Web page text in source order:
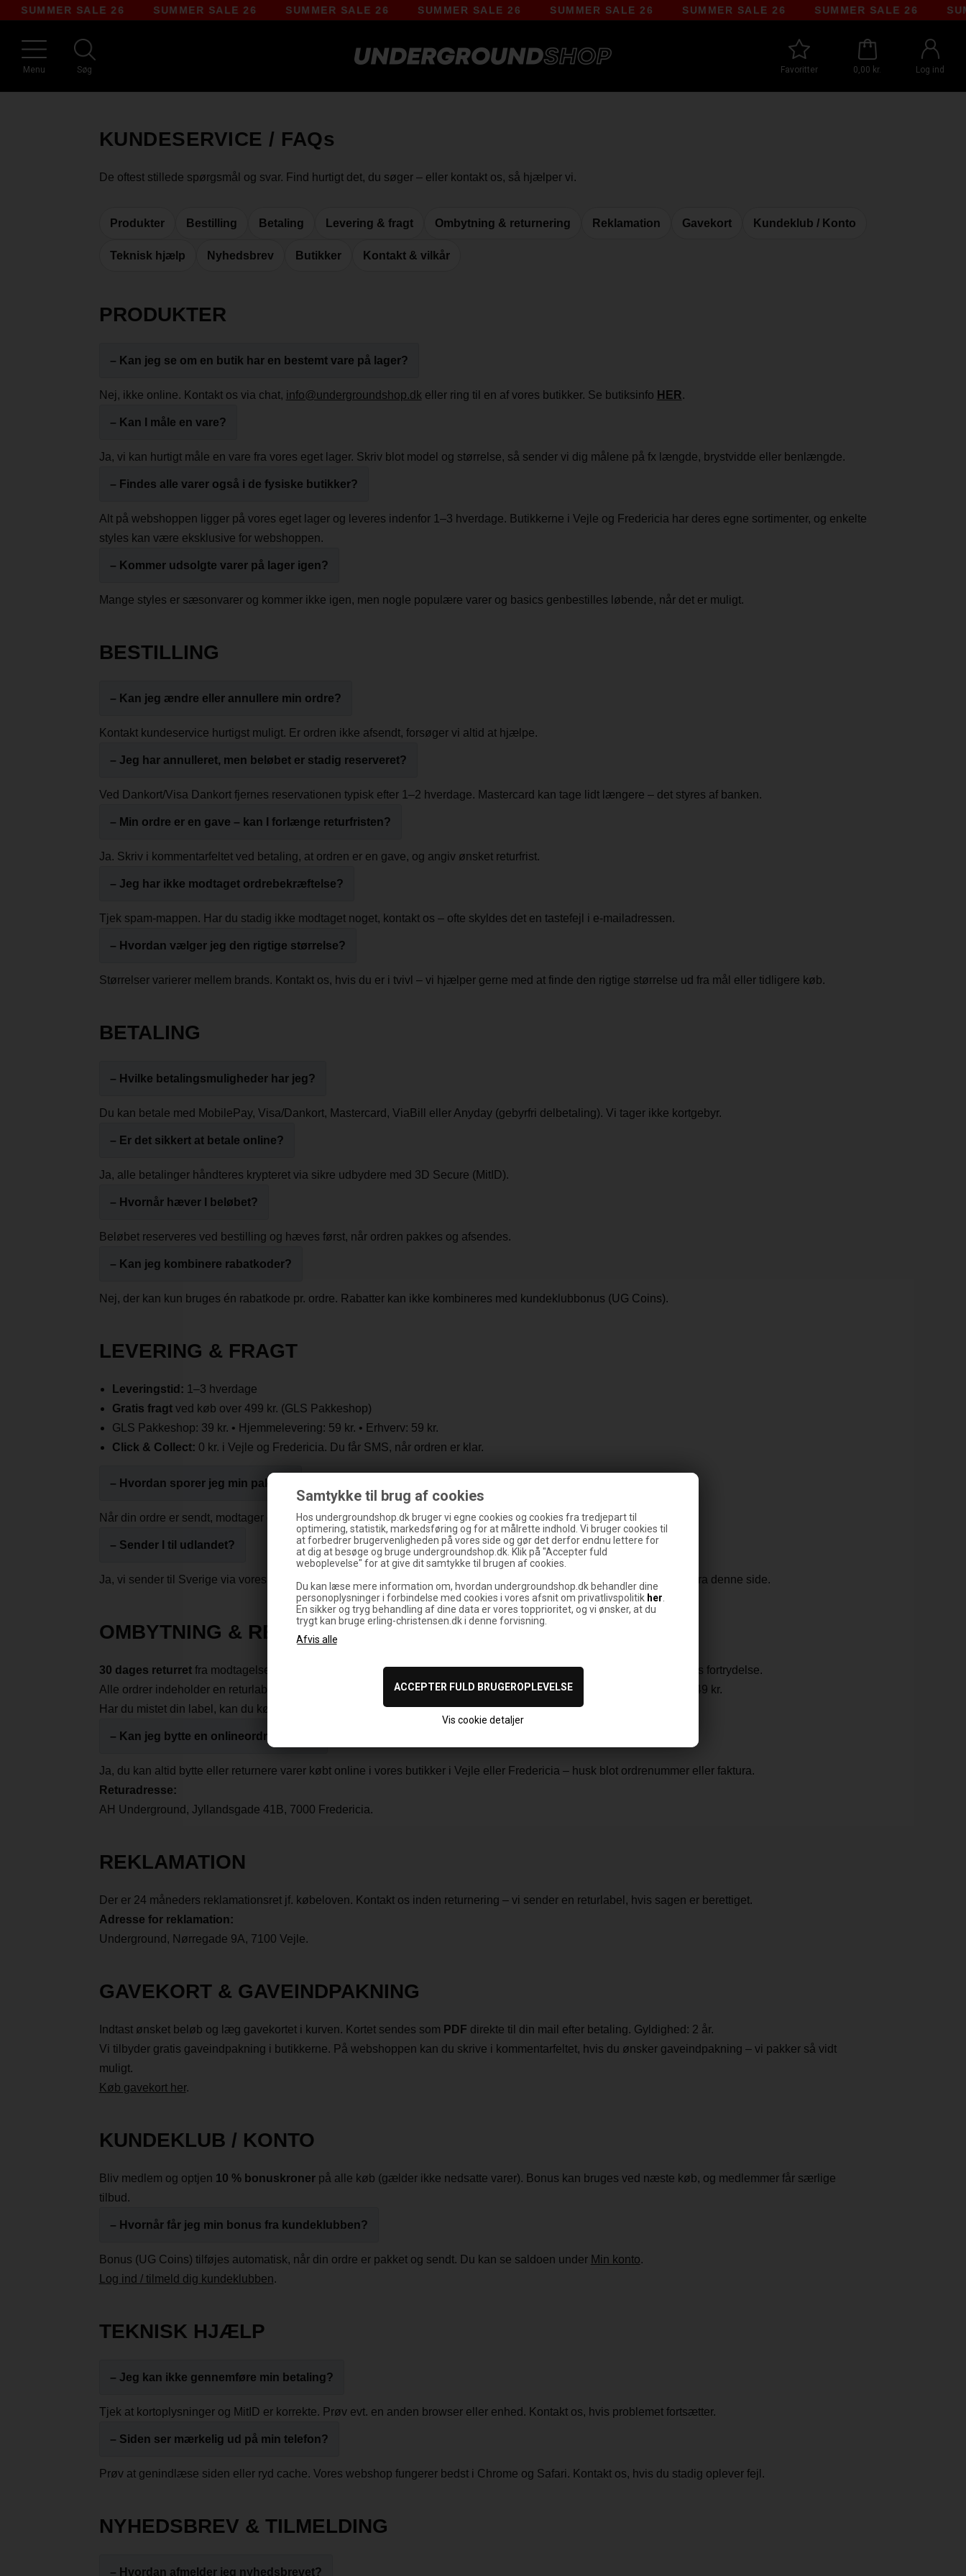
Samtykke til brug af cookies
Hos undergroundshop.dk bruger vi egne cookies og cookies fra tredjepart til
optimering, statistik, markedsføring og for at målrette indhold. Vi bruger cookies til
at forbedrer brugervenligheden på vores side og gør det derfor endnu lettere for
at dig at besøge og bruge undergroundshop.dk. Klik på "Accepter fuld
weboplevelse" for at give dit samtykke til brugen af cookies.
Du kan læse mere information om, hvordan undergroundshop.dk behandler dine
personoplysninger i forbindelse med cookies i vores afsnit om privatlivspolitik her
En sikker og tryg behandling af dine data er vores topprioritet, og vi ønsker, at du
trygt kan bruge erling-christensen.dk i denne forvisning.
Vis cookie detaljer
SALE 26 SUMMER SALE 26 SUMMER SALE 26 SUMMER SALE 26 SUMMER SALE 26 SUMMER SALE 26 SUMMER SALE 26 SUMMER
Favoritter 0,00 kr. Log ind
Menu Søg
KUNDESERVICE / FAQs
De oftest stillede spørgsmål og svar. Find hurtigt det, du søger – eller kontakt os, så hjælper vi.
Produkter Bestilling Betaling Levering & fragt Ombytning & returnering Reklamation Gavekort Kundeklub / Konto
Teknisk hjælp Nyhedsbrev Butikker Kontakt & vilkår
PRODUKTER
– Kan jeg se om en butik har en bestemt vare på lager?
Nej, ikke online. Kontakt os via chat, info@undergroundshop.dk eller ring til en af vores butikker. Se butiksinfo HER.
– Kan I måle en vare?
Ja, vi kan hurtigt måle en vare fra vores eget lager. Skriv blot model og størrelse, så sender vi dig målene på fx længde, brystvidde eller benlængde.
– Findes alle varer også i de fysiske butikker?
Alt på webshoppen ligger på vores eget lager og leveres indenfor 1–3 hverdage. Butikkerne i Vejle og Fredericia har deres egne sortimenter, og enkelte
styles kan være eksklusive for webshoppen.
– Kommer udsolgte varer på lager igen?
Mange styles er sæsonvarer og kommer ikke igen, men nogle populære varer og basics genbestilles løbende, når det er muligt.
BESTILLING
– Kan jeg ændre eller annullere min ordre?
Kontakt kundeservice hurtigst muligt. Er ordren ikke afsendt, forsøger vi altid at hjælpe.
– Jeg har annulleret, men beløbet er stadig reserveret?
Ved Dankort/Visa Dankort fjernes reservationen typisk efter 1–2 hverdage. Mastercard kan tage lidt længere – det styres af banken.
– Min ordre er en gave – kan I forlænge returfristen?
Ja. Skriv i kommentarfeltet ved betaling, at ordren er en gave, og angiv ønsket returfrist.
– Jeg har ikke modtaget ordrebekræftelse?
Tjek spam-mappen. Har du stadig ikke modtaget noget, kontakt os – ofte skyldes det en tastefejl i e-mailadressen.
– Hvordan vælger jeg den rigtige størrelse?
Størrelser varierer mellem brands. Kontakt os, hvis du er i tvivl – vi hjælper gerne med at finde den rigtige størrelse ud fra mål eller tidligere køb.
BETALING
– Hvilke betalingsmuligheder har jeg?
Du kan betale med MobilePay, Visa/Dankort, Mastercard, ViaBill eller Anyday (gebyrfri delbetaling). Vi tager ikke kortgebyr.
– Er det sikkert at betale online?
Ja, alle betalinger håndteres krypteret via sikre udbydere med 3D Secure (MitID).
– Hvornår hæver I beløbet?
Beløbet reserveres ved bestilling og hæves først, når ordren pakkes og afsendes.
– Kan jeg kombinere rabatkoder?
Nej, der kan kun bruges én rabatkode pr. ordre. Rabatter kan ikke kombineres med kundeklubbonus (UG Coins).
LEVERING & FRAGT
Leveringstid: 1–3 hverdage
Gratis fragtved køb over 499 kr. (GLS Pakkeshop)
GLS Pakkeshop: 39 kr. • Hjemmelevering: 59 kr. • Erhverv: 59 kr.
Click & Collect: 0 kr. i Vejle og Fredericia. Du får SMS, når ordren er klar.
– Hvordan sporer jeg min pakke?
Når din ordre er sendt, modtager du en mail fra GLS med trackinglink, så du kan følge din pakke hele vejen.
– Sender I til udlandet?
Ja, vi sender til Sverige via vores svenske webshop undergroundshop.se . Levering uden for Danmark håndteres ikke fra denne side.
OMBYTNING & RETURNERING
30 dages returretfra modtagelsesdato. Du kan returnere hele ordren eller dele af den. Fragt refunderes ikke ved delvis fortrydelse.
Alle ordrer indeholder en returlabel.
. Ønsker du pengene retur og bruger vores label, fratrækkes 49 kr.
Har du mistet din label, kan du købe en ny
. Labelen sendes manuelt pr. mail.
– Kan jeg bytte en onlineordre i butik?
Ja, du kan altid bytte eller returnere varer købt online i vores butikker i Vejle eller Fredericia – husk blot ordrenummer eller faktura.
Returadresse:
AH Underground, Jyllandsgade 41B, 7000 Fredericia.
REKLAMATION
Der er 24 måneders reklamationsret jf. købeloven. Kontakt os inden returnering – vi sender en returlabel, hvis sagen er berettiget.
Adresse for reklamation:
Underground, Nørregade 9A, 7100 Vejle.
GAVEKORT & GAVEINDPAKNING
Indtast ønsket beløb og læg gavekortet i kurven. Kortet sendes som PDF direkte til din mail efter betaling. Gyldighed: 2 år.
Vi tilbyder gratis gaveindpakning i butikkerne. På webshoppen kan du skrive i kommentarfeltet, hvis du ønsker gaveindpakning – vi pakker så vidt
muligt.
Køb gavekort her.
KUNDEKLUB / KONTO
Bliv medlem og optjen 10 % bonuskronerpå alle køb (gælder ikke nedsatte varer). Bonus kan bruges ved næste køb, og medlemmer får særlige
tilbud.
– Hvornår får jeg min bonus fra kundeklubben?
Bonus (UG Coins) tilføjes automatisk, når din ordre er pakket og sendt. Du kan se saldoen under Min konto.
Log ind / tilmeld dig kundeklubben.
TEKNISK HJÆLP
– Jeg kan ikke gennemføre min betaling?
Tjek at kortoplysninger og MitID er korrekte. Prøv evt. en anden browser eller enhed. Kontakt os, hvis problemet fortsætter.
– Siden ser mærkelig ud på min telefon?
Prøv at genindlæse siden eller ryd cache. Vores webshop fungerer bedst i Chrome og Safari. Kontakt os, hvis du stadig oplever fejl.
NYHEDSBREV & TILMELDING
– Hvordan afmelder jeg nyhedsbrevet?